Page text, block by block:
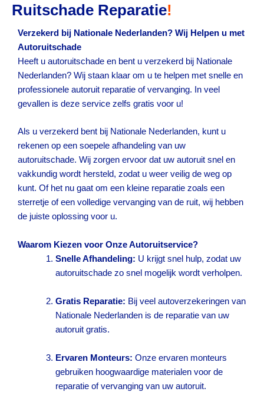
Ruitschade Reparatie!
Verzekerd bij Nationale Nederlanden? Wij Helpen u met
Autoruitschade
Heeft u autoruitschade en bent u verzekerd bij Nationale
Nederlanden? Wij staan klaar om u te helpen met snelle en
professionele autoruit reparatie of vervanging. In veel
gevallen is deze service zelfs gratis voor u!
Als u verzekerd bent bij Nationale Nederlanden, kunt u
rekenen op een soepele afhandeling van uw
autoruitschade. Wij zorgen ervoor dat uw autoruit snel en
vakkundig wordt hersteld, zodat u weer veilig de weg op
kunt. Of het nu gaat om een kleine reparatie zoals een
sterretje of een volledige vervanging van de ruit, wij hebben
de juiste oplossing voor u.
Waarom Kiezen voor Onze Autoruitservice?
Snelle Afhandeling: U krijgt snel hulp, zodat uw
autoruitschade zo snel mogelijk wordt verholpen.
Gratis Reparatie: Bij veel autoverzekeringen van
Nationale Nederlanden is de reparatie van uw
autoruit gratis.
Ervaren Monteurs: Onze ervaren monteurs
gebruiken hoogwaardige materialen voor de
reparatie of vervanging van uw autoruit.